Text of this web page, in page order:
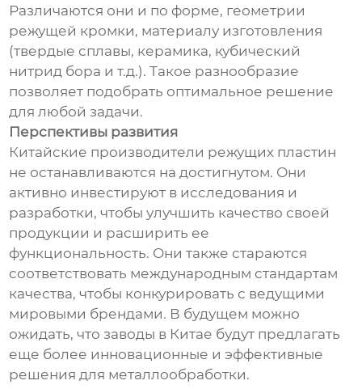
Различаются они и по форме, геометрии
режущей кромки, материалу изготовления
(твердые сплавы, керамика, кубический
нитрид бора и т.д.). Такое разнообразие
позволяет подобрать оптимальное решение
для любой задачи.
Перспективы развития
Китайские производители режущих пластин
не останавливаются на достигнутом. Они
активно инвестируют в исследования и
разработки, чтобы улучшить качество своей
продукции и расширить ее
функциональность. Они также стараются
соответствовать международным стандартам
качества, чтобы конкурировать с ведущими
мировыми брендами. В будущем можно
ожидать, что заводы в Китае будут предлагать
еще более инновационные и эффективные
решения для металлообработки.